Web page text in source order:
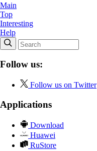
Main
Top
Interesting
Help
Follow us:
Follow us on Twitter
Applications
Download
Huawei
RuStore